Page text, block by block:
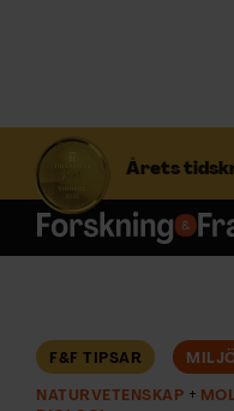
Årets
S
f
t
F&F TIPSAR
NATURVETENSKAP